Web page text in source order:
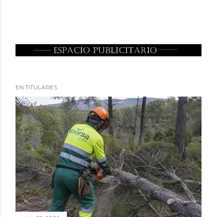
EN TITULARES